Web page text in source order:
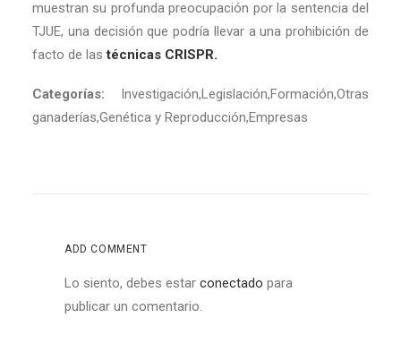
muestran su profunda preocupación por la sentencia del
TJUE, una decisión que podría llevar a una prohibición de
facto de las técnicas CRISPR.
Categorías: Investigación,Legislación,Formación,Otras
ganaderías,Genética y Reproducción,Empresas
ADD COMMENT
Lo siento, debes estar conectado para
publicar un comentario.